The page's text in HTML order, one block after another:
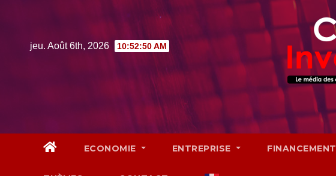
jeu. Août 6th, 2026 10:52:52 AM
ECONOMIE ENTREPRISE FINANCEMENT